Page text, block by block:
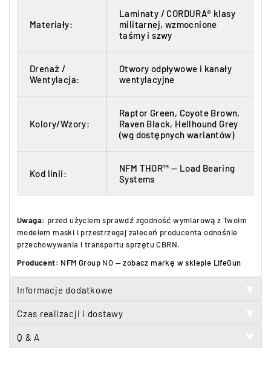
Materiały:
Laminaty / CORDURA® klasy
militarnej, wzmocnione
taśmy i szwy
Drenaż /
Wentylacja:
Otwory odpływowe i kanały
wentylacyjne
Kolory/Wzory:
Raptor Green, Coyote Brown,
Raven Black, Hellhound Grey
(wg dostępnych wariantów)
Kod linii:
NFM THOR™ — Load Bearing
Systems
Uwaga: przed użyciem sprawdź zgodność wymiarową z Twoim
modelem maski i przestrzegaj zaleceń producenta odnośnie
przechowywania i transportu sprzętu CBRN.
Producent: NFM Group NO —zobacz markę w sklepie LifeGun
Informacje dodatkowe
Czas realizacji i dostawy
Q & A